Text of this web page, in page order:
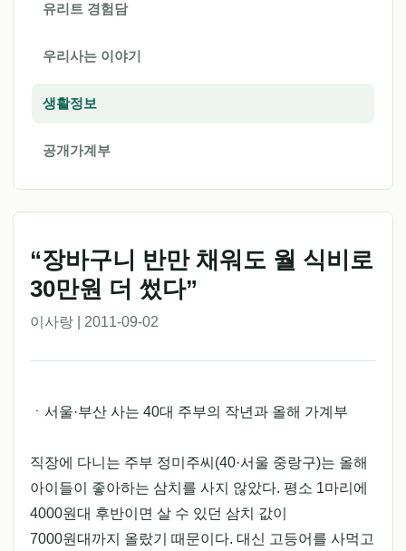
유리트 경험담
우리사는 이야기
생활정보
공개가계부
“장바구니 반만 채워도 월 식비로
30만원 더 썼다”
이사랑 | 2011-09-02
ㆍ서울·부산 사는 40대 주부의 작년과 올해 가계부
직장에 다니는 주부 정미주씨(40·서울 중랑구)는 올해
아이들이 좋아하는 삼치를 사지 않았다. 평소 1마리에
4000원대 후반이면 살 수 있던 삼치 값이
7000원대까지 올랐기 때문이다. 대신 고등어를 사먹고